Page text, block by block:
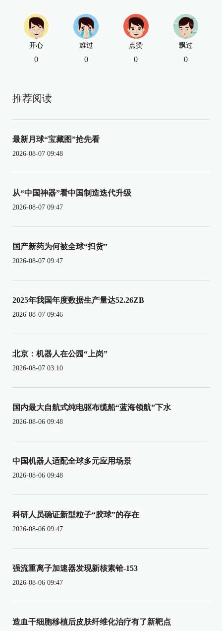
开心
0
难过
0
点赞
0
飘过
0
推荐阅读
最新月球“宝藏图”抢先看
2026-08-07 09:48
从“中国神器”看中国制造迭代升级
2026-08-07 09:47
国产新药为何被全球“扫货”
2026-08-07 09:47
2025年我国年度数据生产量达52.26ZB
2026-08-07 09:46
北京：机器人在公园“上岗”
2026-08-07 03:10
国内最大自航式纯电驱布缆船“蓝海领航”下水
2026-08-06 09:48
中国机器人适配全球多元应用场景
2026-08-06 09:48
科研人员确证新型粒子“胶球”的存在
2026-08-06 09:47
强流重离子加速器发现新核素铪-153
2026-08-06 09:47
造血干细胞移植后皮肤纤维化治疗有了新靶点